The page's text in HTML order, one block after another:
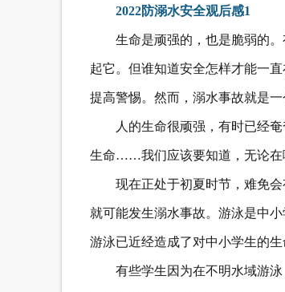
2022防溺水安全观后感1
生命是顽强的，也是脆弱的
起它。但谁知道安全怎样才能一
提高警惕。然而，溺水事故就是一
人的生命很顽强，有时已经
生命……我们应该要知道，无论在
现在正处于初夏时节，难免
就可能发生溺水事故。游泳是中
游泳已近经造成了对中小学生的生
有些学生因为在不明水域游